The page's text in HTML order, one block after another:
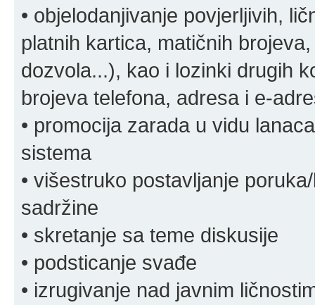
• objelodanjivanje povjerljivih,
platnih kartica, matičnih
dozvola...), kao i lozinki drugih
brojeva telefona, adresa i e-
• promocija zarada u vidu
sistema
• višestruko postavljanje
sadržine
• skretanje sa teme diskusije
• podsticanje svađe
• izrugivanje nad javnim